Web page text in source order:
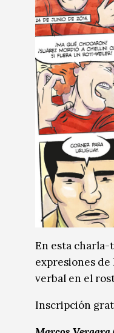
En esta charla-
expresiones
verbal en el
Inscripción